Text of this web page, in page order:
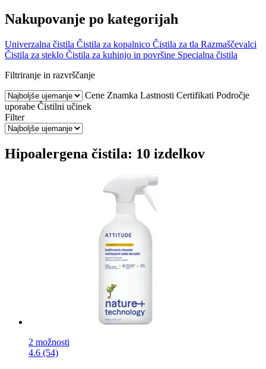
Nakupovanje po kategorijah
Univerzalna čistila Čistila za kopalnico Čistila za tla Razmaščevalci
Čistila za steklo Čistila za kuhinjo in površine Specialna čistila
Filtriranje in razvrščanje
Cene Znamka Lastnosti Certifikati Področje
uporabe Čistilni učinek
Filter
Hipoalergena čistila: 10 izdelkov
2 možnosti
4.6 (54)